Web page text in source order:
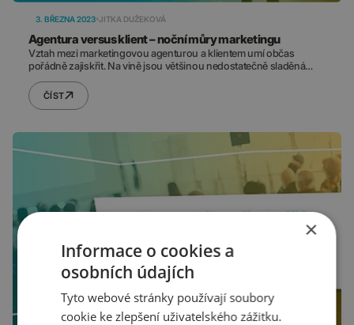
3. BŘEZNA 2023 JITKA DUŽEKOVÁ
Agentura versus klient – noční můry marketingu
Vztah mezi marketingovou agenturou a klientem umí občas
pořádně zajiskřit. Na vině jsou většinou nedostatečně sladěná
nejběžnějším situacím vyhnout a jak na obou stranách vytvořit
ideální prostředí pro harmonickou spolupráci? To si přečtěte v
ČÍST
×
Informace o cookies a
osobních údajích
Tyto webové stránky používají soubory
cookie ke zlepšení uživatelského zážitku.